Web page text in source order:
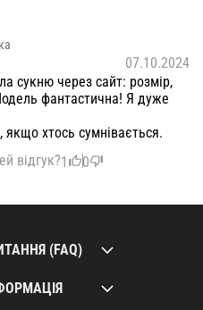
07.10.2024
сукню через сайт: розмір,
фантастична! Я дуже
якщо хтось сумнівається.
відгук?1 0
(FAQ)